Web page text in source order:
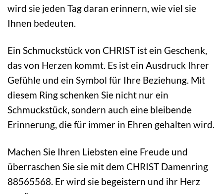
wird sie jeden Tag daran erinnern, wie viel sie
Ihnen bedeuten.
Ein Schmuckstück von CHRIST ist ein Geschenk,
das von Herzen kommt. Es ist ein Ausdruck Ihrer
Gefühle und ein Symbol für Ihre Beziehung. Mit
diesem Ring schenken Sie nicht nur ein
Schmuckstück, sondern auch eine bleibende
Erinnerung, die für immer in Ehren gehalten wird.
Machen Sie Ihren Liebsten eine Freude und
überraschen Sie sie mit dem CHRIST Damenring
88565568. Er wird sie begeistern und ihr Herz